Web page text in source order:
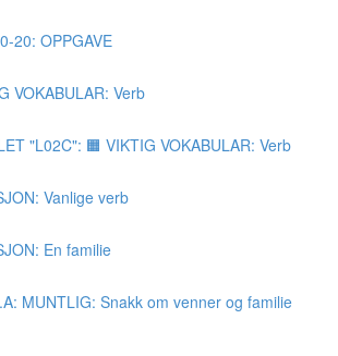
20: OPPGAVE
VOKABULAR: Verb
"L02C": 🟧 VIKTIG VOKABULAR: Verb
Vanlige verb
En familie
MUNTLIG: Snakk om venner og familie